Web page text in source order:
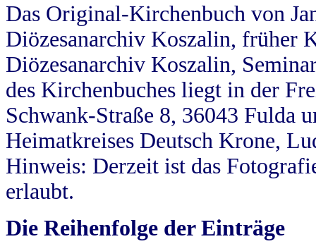
Das Original-Kirchenbuch von
Diözesanarchiv Koszalin, früher
Diözesanarchiv Koszalin,
des Kirchenbuches liegt in der
Schwank-Straße 8, 36043 Fulda
Heimatkreises Deutsch Krone,
Hinweis: Derzeit ist das
erlaubt.
Die Reihenfolge der Einträge